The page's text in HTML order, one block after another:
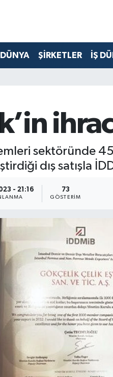
DÜNYA ŞİRKETLER İŞ
sektöründe
dış satışla
- 21:16 73
GÖSTERIM